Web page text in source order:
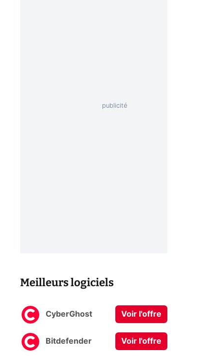
Meilleurs logiciels
CyberGhost Voir l'offre
Bitdefender Voir l'offre